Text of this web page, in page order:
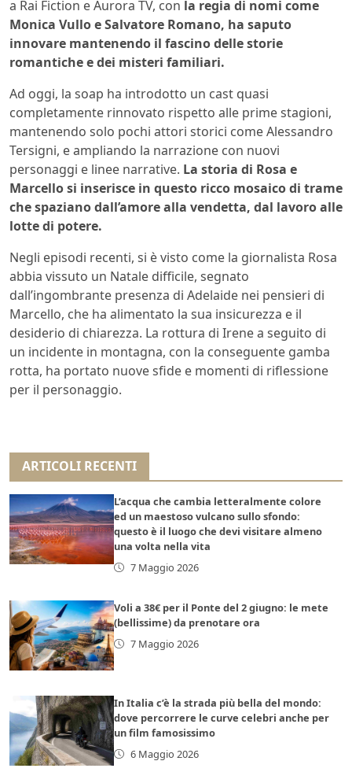
a Rai Fiction e Aurora TV, con la regia di nomi come
Monica Vullo e Salvatore Romano, ha saputo
innovare mantenendo il fascino delle storie
romantiche e dei misteri familiari.
Ad oggi, la soap ha introdotto un cast quasi
completamente rinnovato rispetto alle prime stagioni,
mantenendo solo pochi attori storici come Alessandro
Tersigni, e ampliando la narrazione con nuovi
personaggi e linee narrative. La storia di Rosa e
Marcello si inserisce in questo ricco mosaico di trame
che spaziano dall’amore alla vendetta, dal lavoro alle
lotte di potere.
Negli episodi recenti, si è visto come la giornalista Rosa
abbia vissuto un Natale difficile, segnato
dall’ingombrante presenza di Adelaide nei pensieri di
Marcello, che ha alimentato la sua insicurezza e il
desiderio di chiarezza. La rottura di Irene a seguito di
un incidente in montagna, con la conseguente gamba
rotta, ha portato nuove sfide e momenti di riflessione
per il personaggio.
ARTICOLI RECENTI
L’acqua che cambia letteralmente colore
ed un maestoso vulcano sullo sfondo:
questo è il luogo che devi visitare almeno
una volta nella vita
7 Maggio 2026
Voli a 38€ per il Ponte del 2 giugno: le mete
(bellissime) da prenotare ora
7 Maggio 2026
In Italia c’è la strada più bella del mondo:
dove percorrere le curve celebri anche per
un film famosissimo
6 Maggio 2026